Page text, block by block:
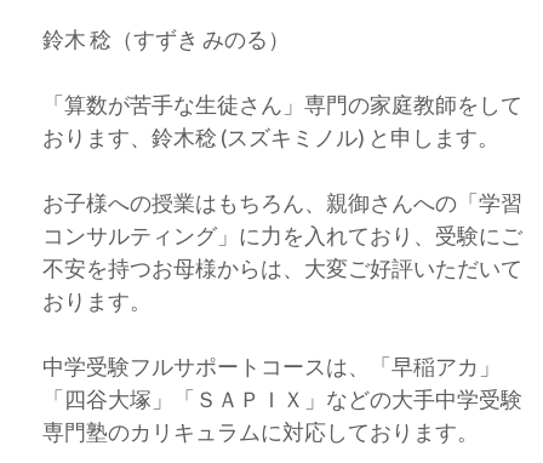
鈴木 稔（すずき みのる）
「算数が苦手な生徒さん」専門の家庭教師をして
おります、鈴木稔 (スズキミノル) と申します。
お子様への授業はもちろん、親御さんへの「学習
コンサルティング」に力を入れており、受験にご
不安を持つお母様からは、大変ご好評いただいて
おります。
中学受験フルサポートコースは、「早稲アカ」
「四谷大塚」「ＳＡＰＩＸ」などの大手中学受験
専門塾のカリキュラムに対応しております。